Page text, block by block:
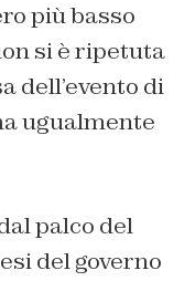
più basso
si è ripetuta
dell’evento di
ugualmente
palco del
del governo